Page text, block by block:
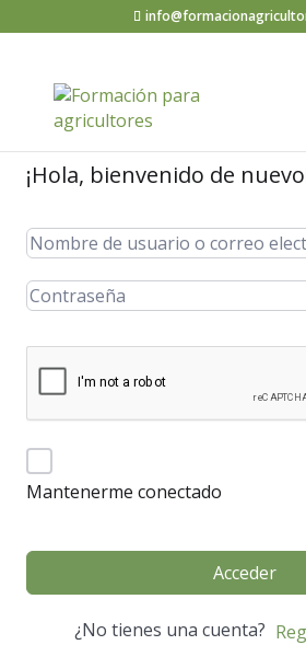
¡Hola, bienvenido de
Mantenerme conectado
Acceder
¿No tienes una cuenta?